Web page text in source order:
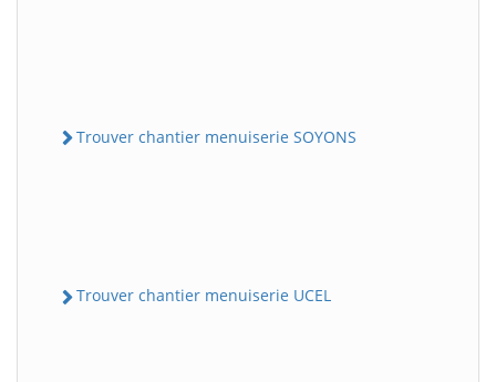
Trouver chantier menuiserie SOYONS
Trouver chantier menuiserie UCEL